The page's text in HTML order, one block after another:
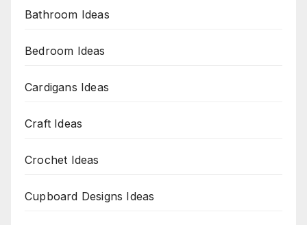
Bathroom Ideas
Bedroom Ideas
Cardigans Ideas
Craft Ideas
Crochet Ideas
Cupboard Designs Ideas